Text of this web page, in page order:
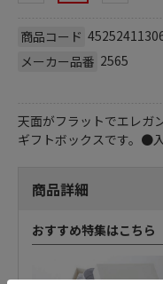
商品コード
メーカー品番 2565
天面がフラットでエレガ
ギフトボックスです。●
商品詳細
おすすめ特集はこちら